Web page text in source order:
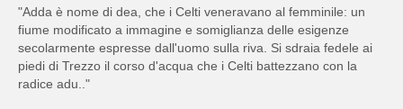
"Adda è nome di dea, che i Celti veneravano al femminile: un
fiume modificato a immagine e somiglianza delle esigenze
secolarmente espresse dall'uomo sulla riva. Si sdraia fedele ai
piedi di Trezzo il corso d'acqua che i Celti battezzano con la
radice adu.."